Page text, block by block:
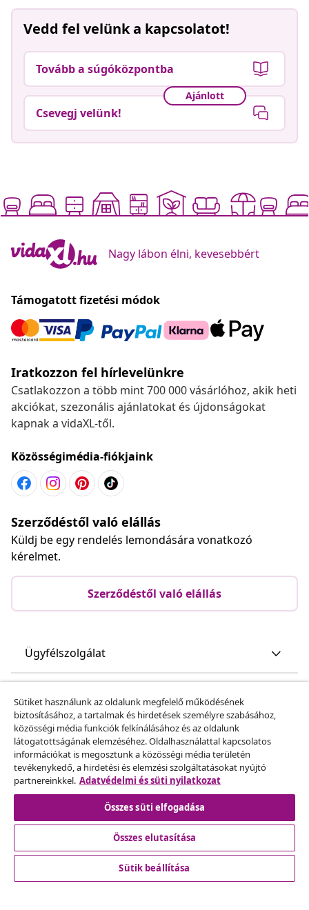
Vedd fel velünk a kapcsolatot!
Tovább a súgóközpontba
Ajánlott
Csevegj velünk!
Nagy lábon élni, kevesebbért
Támogatott fizetési módok
Iratkozzon fel hírlevelünkre
Csatlakozzon a több mint 700 000 vásárlóhoz, akik heti
akciókat, szezonális ajánlatokat és újdonságokat
kapnak a vidaXL-től.
Közösségimédia-fiókjaink
Szerződéstől való elállás
Küldj be egy rendelés lemondására vonatkozó
kérelmet.
Szerződéstől való elállás
Ügyfélszolgálat
vidaXL
Fedezz fel többet
© 2008-2026 vidaXL A www.vidaxl.hu a vidaXL Marketplace
Sütiket használunk az oldalunk megfelelő működésének
biztosításához, a tartalmak és hirdetések személyre szabásához,
közösségi média funkciók felkínálásához és az oldalunk
látogatottságának elemzéséhez. Oldalhasználattal kapcsolatos
információkat is megosztunk a közösségi média területén
tevékenykedő, a hirdetési és elemzési szolgáltatásokat nyújtó
partnereinkkel. Adatvédelmi és süti nyilatkozat
Összes süti elfogadása
Összes elutasítása
Sütik beállítása